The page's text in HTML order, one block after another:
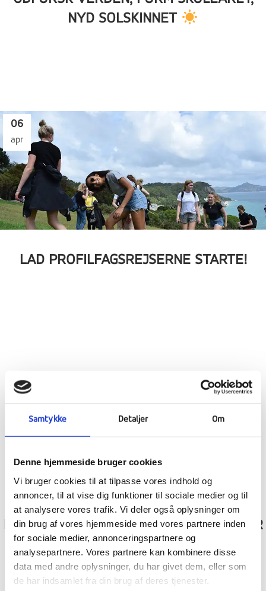
Samtykke Detaljer Om
Denne hjemmeside bruger cookies
Vi bruger cookies til at tilpasse vores indhold og
annoncer, til at vise dig funktioner til sociale medier og til
at analysere vores trafik. Vi deler også oplysninger om
din brug af vores hjemmeside med vores partnere inden
for sociale medier, annonceringspartnere og
analysepartnere. Vores partnere kan kombinere disse
data med andre oplysninger, du har givet dem, eller som
de har indsamlet fra din brug af deres tjenester.
NYD SOLSKINNET
06
apr
LAD PROFILFAGSREJSERNE STARTE!
PÅSKEFERIE, PÅSKERENGØRING OG
PÅSKEHYGGE
KOLDE GYS, FEDE PROFILFAG OG MINDER
PÅ RYGGEN